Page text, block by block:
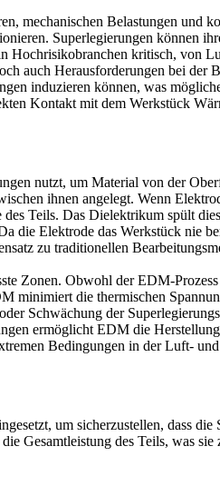
mechanischen Belastungen und
Superlegierungen können
Hochrisikobranchen kritisch, von
auch Herausforderungen bei
induzieren können, was
Kontakt mit dem Werkstück
nutzt, um Material von der
ihnen angelegt. Wenn
Teils. Das Dielektrikum spült
die Elektrode das Werkstück nie
zu traditionellen
Zonen. Obwohl der EDM-
minimiert die thermischen
Schwächung der
ermöglicht EDM die
Bedingungen in derLuft-
um sicherzustellen, dass
Gesamtleistung des Teils, was